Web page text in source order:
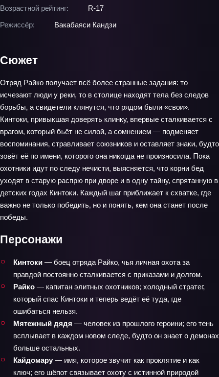
Возрастной рейтинг:
R-17
Режиссёр:
Вакабаяси Кандзи
Сюжет
Отряд Райко получает всё более странные задания: то
исчезают люди у реки, то в столице находят тела без следов
борьбы, а свидетели клянутся, что рядом были «свои».
Кинтоки, привыкшая доверять клинку, впервые сталкивается с
врагом, который бьёт не силой, а сомнением — подменяет
воспоминания, стравливает союзников и оставляет знаки, будто
зовёт её по имени, которого она никогда не произносила. Пока
охотники идут по следу нечисти, выясняется, что корни бед
уходят в старую распрю при дворе и в одну тайну, спрятанную в
детских годах Кинтоки. Каждый шаг приближает к схватке, где
важно не только победить, но и понять, кем она станет после
победы.
Персонажи
Кинтоки — боец отряда Райко, чья личная охота за
правдой постоянно сталкивается с приказами и долгом.
Райко — капитан элитных охотников; холодный стратег,
который спас Кинтоки и теперь ведёт её туда, где
ошибаться нельзя.
Мятежный дядя — человек из прошлого героини; его тень
всплывает в каждом новом следе, будто он знает о демонах
больше остальных.
Кайдомару — имя, которое звучит как проклятие и как
ключ; его шёпот связывает охоту с истинной природой